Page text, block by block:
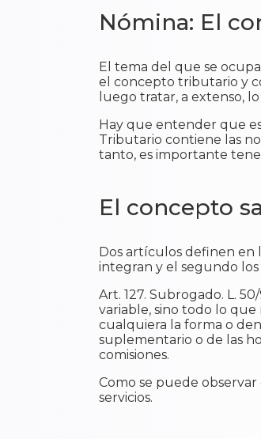
Nómina: El
El tema del que se
el concepto tributario y
luego tratar, a extenso,
Hay que entender que
Tributario contiene las
tanto, es importante
El concepto
Dos artículos definen en
integran y el segundo
Art. 127. Subrogado. L.
variable, sino todo lo
cualquiera la forma o
suplementario o de las
comisiones.
Como se puede
servicios.